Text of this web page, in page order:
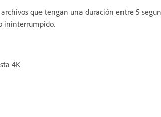
que tengan una duración entre 5
ininterrumpido.
4K